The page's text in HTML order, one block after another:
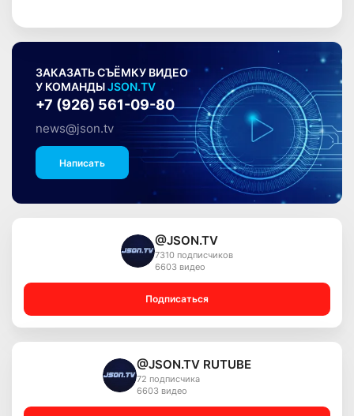
ЗАКАЗАТЬ СЪЁМКУ ВИДЕО
У КОМАНДЫJSON.TV
+7 (926) 561-09-80
news@json.tv
Написать
@JSON.TV
7310 подписчиков
6603 видео
Подписаться
@JSON.TV RUTUBE
72 подписчика
6603 видео